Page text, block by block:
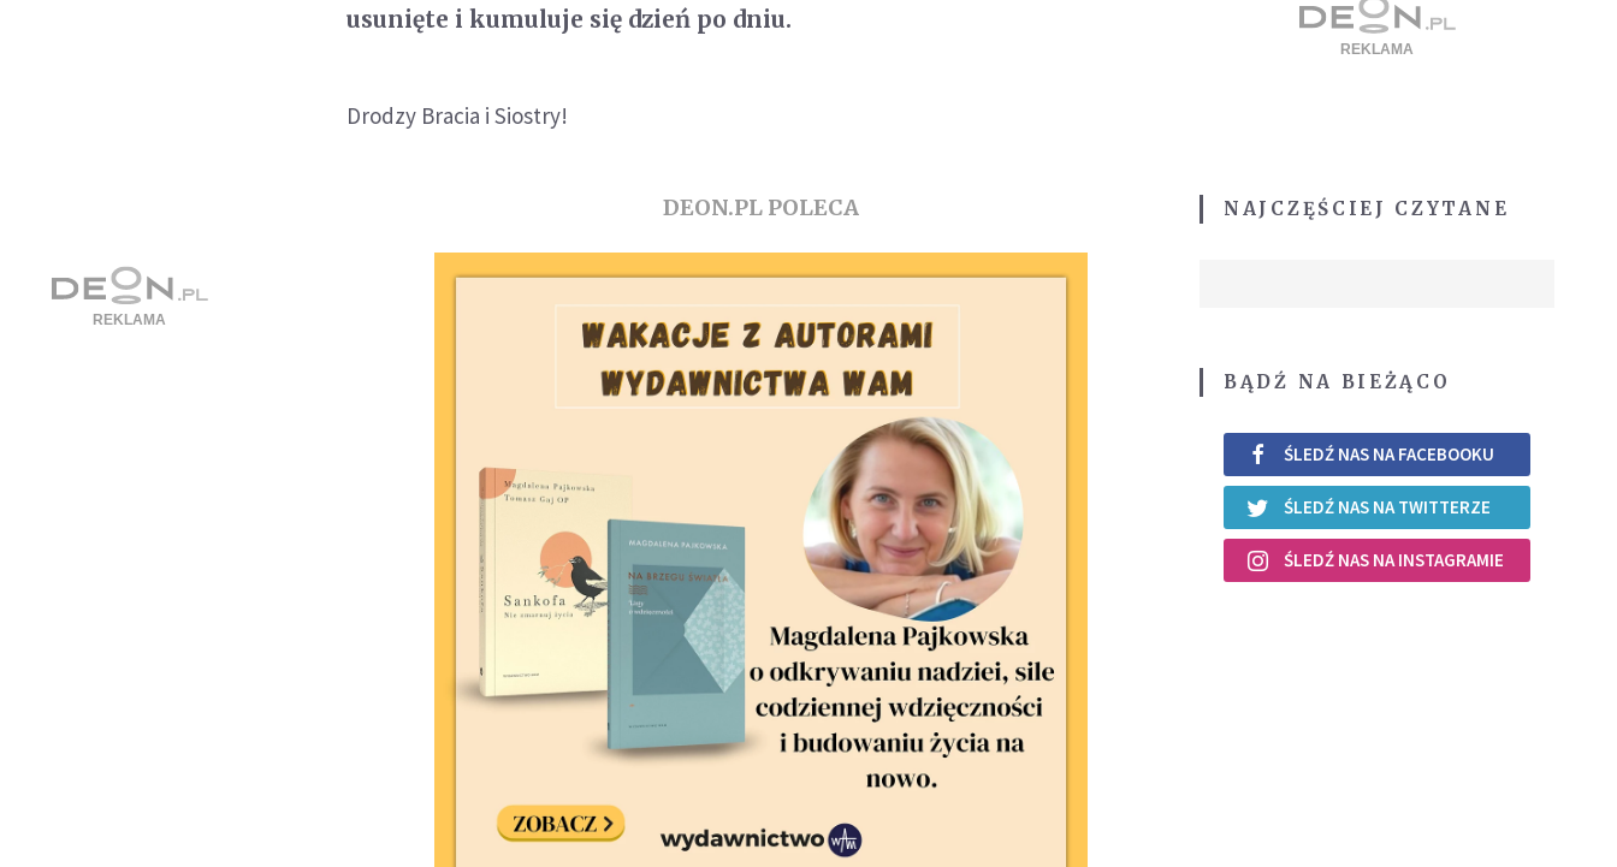
usunięte i kumuluje się dzień po dniu.
Drodzy Bracia i Siostry!
DEON.PL POLECA NAJCZĘŚCIEJ CZYTANE
BĄDŹ NA BIEŻĄCO
ŚLEDŹ NAS NA FACEBOOKU
ŚLEDŹ NAS NA TWITTERZE
ŚLEDŹ NAS NA INSTAGRAMIE